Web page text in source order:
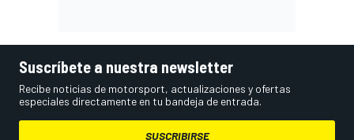
Suscríbete a nuestra newsletter
Recibe noticias de motorsport, actualizaciones y ofertas
especiales directamente en tu bandeja de entrada.
SUSCRIBIRSE